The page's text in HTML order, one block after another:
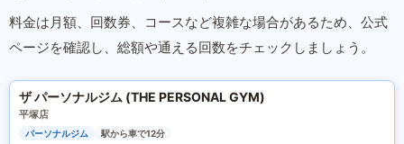
料金は月額、回数券、コースなど複雑な場合があるため、公式
ページを確認し、総額や通える回数をチェックしましょう。
ザ パーソナルジム (THE PERSONAL GYM)
平塚店
パーソナルジム 駅から車で12分